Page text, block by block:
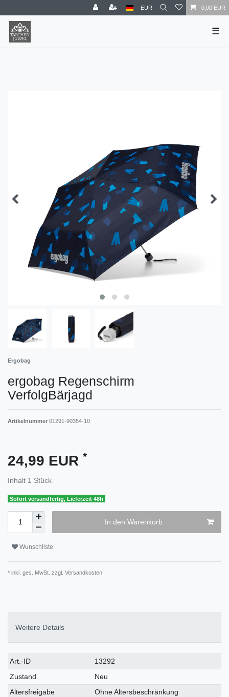
EUR 0,00 EUR
☰
Ergobag
ergobag Regenschirm
VerfolgBärjagd
Artikelnummer 01291-90354-10
24,99 EUR *
Inhalt 1 Stück
Sofort versandfertig, Lieferzeit 48h
In den Warenkorb
Wunschliste
* inkl. ges. MwSt. zzgl. Versandkosten
Weitere Details
Art.-ID
13292
Zustand
Neu
Altersfreigabe
Ohne Altersbeschränkung